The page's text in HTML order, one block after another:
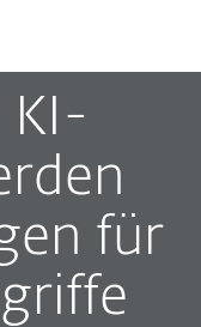
KI-
für